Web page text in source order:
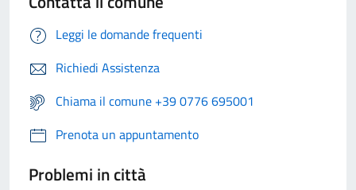
Leggi le domande frequenti
Richiedi Assistenza
Chiama il comune +39 0776 695001
Prenota un appuntamento
Problemi in città